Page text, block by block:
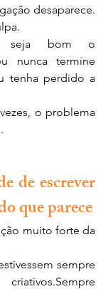
desaparece.
seja bom o
nunca termine
tenha perdido a
o problema
de escrever
que parece
muito forte da
sempre